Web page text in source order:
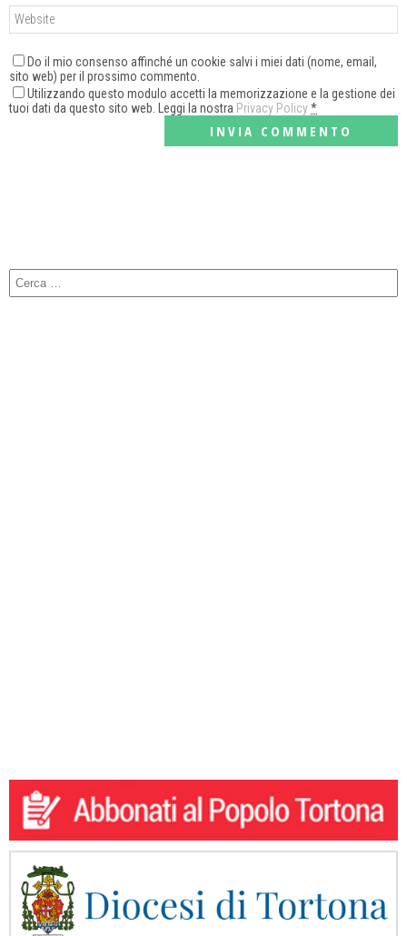
Do il mio consenso affinché un cookie salvi i miei dati (nome, email,
sito web) per il prossimo commento.
Utilizzando questo modulo accetti la memorizzazione e la gestione dei
tuoi dati da questo sito web. Leggi la nostra Privacy Policy*